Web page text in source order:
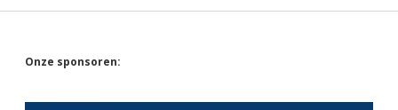
Sidebar
Onze sponsoren: